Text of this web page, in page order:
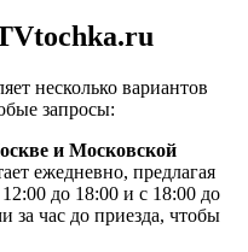
несколько вариантов
запросы:
и Московской
ежедневно, предлагая
до 18:00 и с 18:00 до
за час до приезда, чтобы